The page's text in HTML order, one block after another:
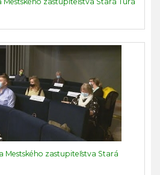
Mestského zastupiteľstva Stará